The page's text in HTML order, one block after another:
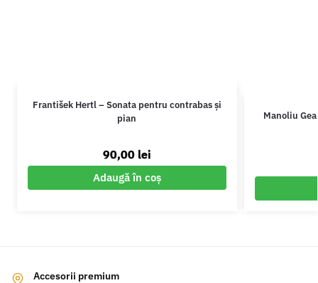
František Hertl – Sonata pentru contrabas și
pian
90,00 lei
Adaugă în coș
Manoliu
Accesorii premium